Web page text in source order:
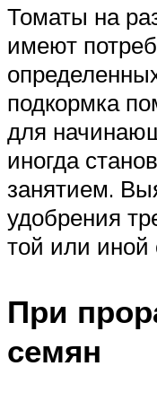
Томаты на
имеют
подкормка
для
иногда
занятием.
удобрения
той или иной
При
семян